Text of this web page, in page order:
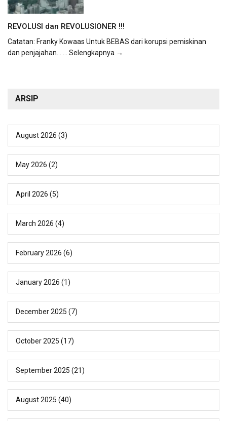
REVOLUSI dan REVOLUSIONER !!!
Catatan: Franky Kowaas Untuk BEBAS dari korupsi pemiskinan
dan penjajahan...
... Selengkapnya →
ARSIP
August 2026 (3)
May 2026 (2)
April 2026 (5)
March 2026 (4)
February 2026 (6)
January 2026 (1)
December 2025 (7)
October 2025 (17)
September 2025 (21)
August 2025 (40)